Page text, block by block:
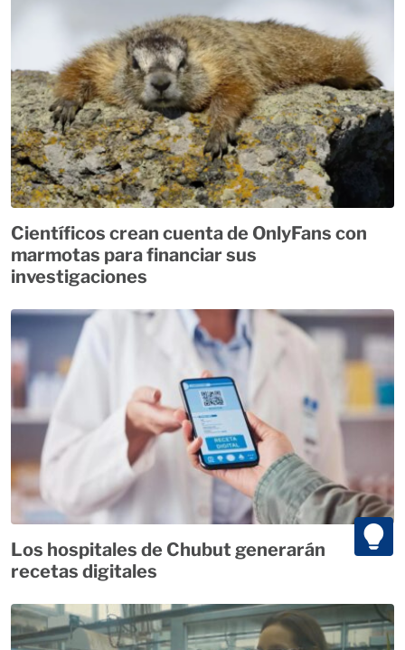
Científicos crean cuenta de OnlyFans con
marmotas para financiar sus
investigaciones
Los hospitales de Chubut generarán
recetas digitales